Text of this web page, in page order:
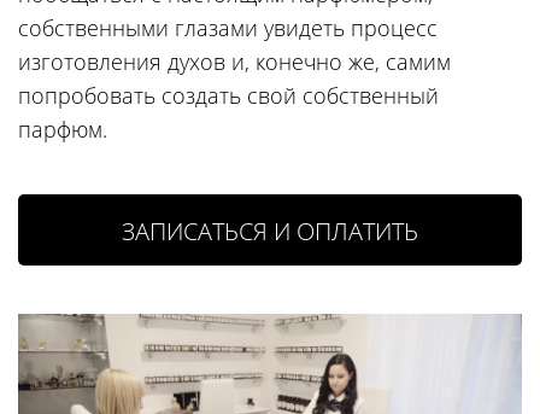
собственными глазами увидеть процесс
изготовления духов и, конечно же, самим
попробовать создать свой собственный
парфюм.
ЗАПИСАТЬСЯ И ОПЛАТИТЬ